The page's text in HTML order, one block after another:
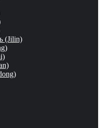
(Jilin)